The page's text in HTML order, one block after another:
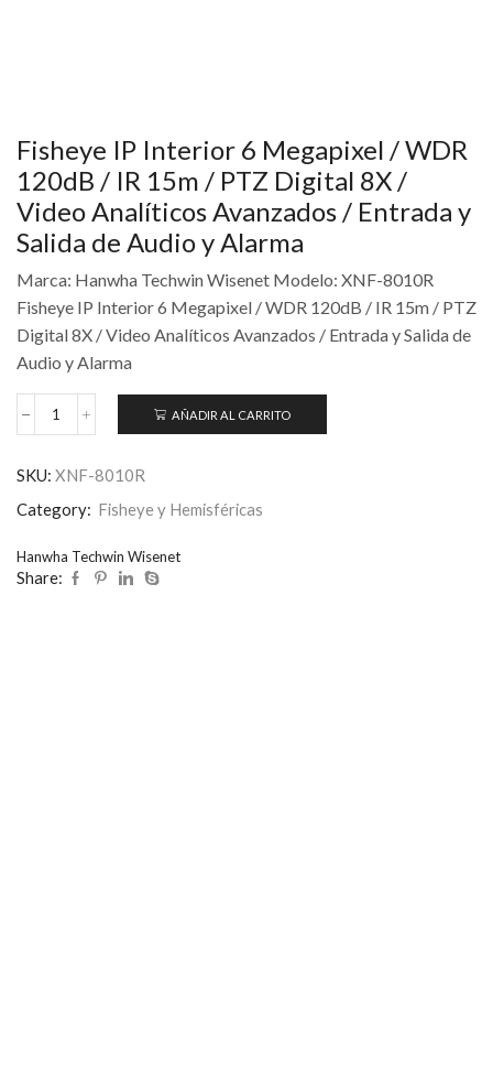
Fisheye IP Interior 6 Megapixel / WDR
120dB / IR 15m / PTZ Digital 8X /
Video Analíticos Avanzados / Entrada y
Salida de Audio y Alarma
Marca: Hanwha Techwin Wisenet Modelo: XNF-8010R
Fisheye IP Interior 6 Megapixel / WDR 120dB / IR 15m / PTZ
Digital 8X / Video Analíticos Avanzados / Entrada y Salida de
Audio y Alarma
AÑADIR AL CARRITO
SKU: XNF-8010R
Category: Fisheye y Hemisféricas
Hanwha Techwin Wisenet
Share: